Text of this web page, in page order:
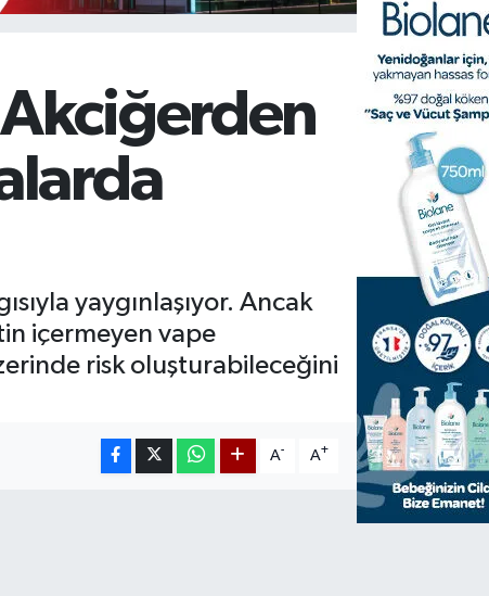
yaygınlaşıyor. Ancak
içermeyen vape
risk oluşturabileceğini
A- A+